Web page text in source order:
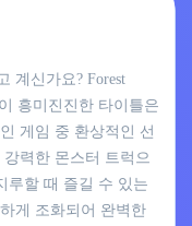
계신가요? Forest
흥미진진한 타이틀은
게임 중 환상적인 선
력한 몬스터 트럭으
루할 때 즐길 수 있는
게 조화되어 완벽한